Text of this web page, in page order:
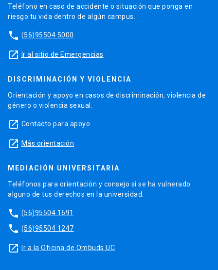
Teléfono en caso de accidente o situación que ponga en
riesgo tu vida dentro de algún campus.
phone (56)95504 5000
launch Ir al sitio de Emergencias
DISCRIMINACIÓN Y VIOLENCIA
Orientación y apoyo en casos de discriminación, violencia de
género o violencia sexual.
launch Contacto para apoyo
launch Más orientación
MEDIACIÓN UNIVERSITARIA
Teléfonos para orientación y consejo si se ha vulnerado
alguno de tus derechos en la universidad.
phone (56)95504 1691
phone (56)95504 1247
launch Ir a la Oficina de Ombuds UC